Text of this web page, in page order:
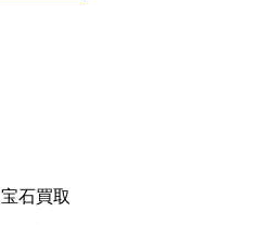
宝石買取